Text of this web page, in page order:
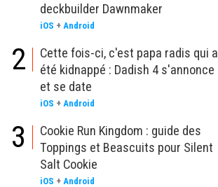
deckbuilder Dawnmaker
iOS + Android
2
Cette fois-ci, c'est papa radis qui a
été kidnappé : Dadish 4 s'annonce
et se date
iOS + Android
3
Cookie Run Kingdom : guide des
Toppings et Beascuits pour Silent
Salt Cookie
iOS + Android